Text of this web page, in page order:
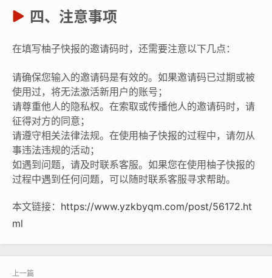
四、注意事项
在填写柚子快报的邀请码时，还需要注意以下几点：
请确保您输入的邀请码是有效的。如果邀请码已过期或被
使用过，将无法激活新用户的账号；
请尊重他人的隐私权。在索取或传播他人的邀请码时，请
征得对方的同意；
请遵守相关法律法规。在使用柚子快报的过程中，请勿从
事违法违规的活动；
如遇到问题，请及时联系客服。如果您在使用柚子快报的
过程中遇到任何问题，可以随时联系客服寻求帮助。
本文链接： https://www.yzkbyqm.com/post/56172.ht
ml